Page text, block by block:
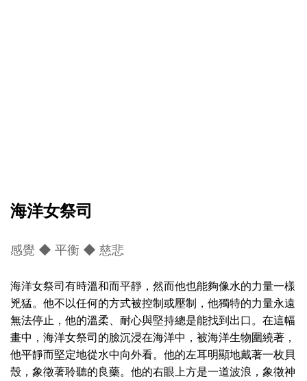
海洋女祭司
感覺 ◆ 平衡 ◆ 慈悲
海洋女祭司有時溫和而平靜，然而他也能夠像水的力量一樣
兇猛。他不以任何的方式被控制或壓制，他獨特的力量永遠
無法停止，他的溫柔、耐心與堅持總是能找到出口。在這幅
畫中，海洋女祭司的臉沉浸在海洋中，被海洋生物圍繞著，
他平靜而堅定地從水中向外看。他的左耳明顯地戴著一枚貝
殼，象徵著聆聽的良藥。他的右眼上方是一道波浪，象徵神